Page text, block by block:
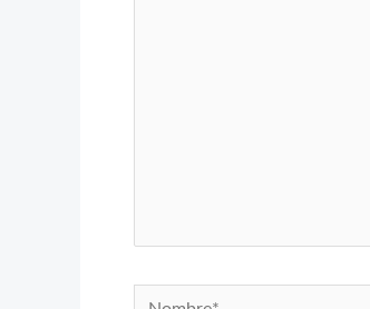
Nombre*